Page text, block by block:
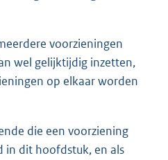
voorzieningen
wel gelijktijdig inzetten,
op elkaar worden
die een voorziening
in dit hoofdstuk, en als